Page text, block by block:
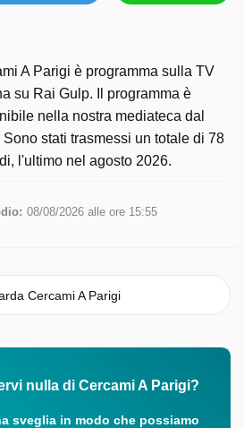
A Parigi è programma sulla TV
su Rai Gulp. Il programma è
nella nostra mediateca dal
Sono stati trasmessi un totale di 78
l'ultimo nel agosto 2026.
08/08/2026 alle ore 15:55
Cercami A Parigi
nulla di Cercami A Parigi?
sveglia in modo che possiamo